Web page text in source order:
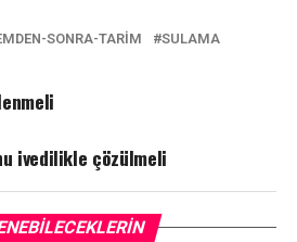
SONRA-TARIM SULAMA
ivedilikle çözülmeli